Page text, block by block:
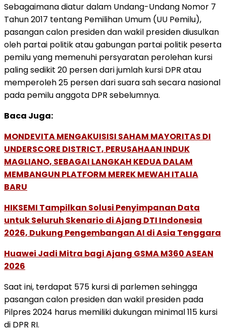
Sebagaimana diatur dalam Undang-Undang Nomor 7
Tahun 2017 tentang Pemilihan Umum (UU Pemilu),
pasangan calon presiden dan wakil presiden diusulkan
oleh partai politik atau gabungan partai politik peserta
pemilu yang memenuhi persyaratan perolehan kursi
paling sedikit 20 persen dari jumlah kursi DPR atau
memperoleh 25 persen dari suara sah secara nasional
pada pemilu anggota DPR sebelumnya.
Baca Juga:
MONDEVITA MENGAKUISISI SAHAM MAYORITAS DI
UNDERSCORE DISTRICT, PERUSAHAAN INDUK
MAGLIANO, SEBAGAI LANGKAH KEDUA DALAM
MEMBANGUN PLATFORM MEREK MEWAH ITALIA
BARU
HIKSEMI Tampilkan Solusi Penyimpanan Data
untuk Seluruh Skenario di Ajang DTI Indonesia
2026, Dukung Pengembangan AI di Asia Tenggara
Huawei Jadi Mitra bagi Ajang GSMA M360 ASEAN
2026
Saat ini, terdapat 575 kursi di parlemen sehingga
pasangan calon presiden dan wakil presiden pada
Pilpres 2024 harus memiliki dukungan minimal 115 kursi
di DPR RI.